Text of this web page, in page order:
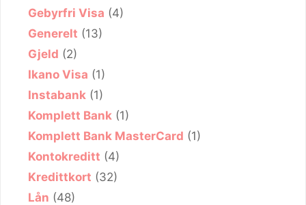
Gebyrfri Visa (4)
Generelt (13)
Gjeld (2)
Ikano Visa (1)
Instabank (1)
Komplett Bank (1)
Komplett Bank MasterCard (1)
Kontokreditt (4)
Kredittkort (32)
Lån (48)